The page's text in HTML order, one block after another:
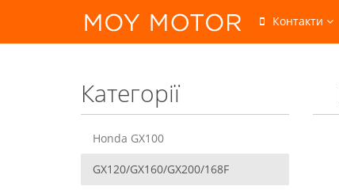
Контакти
Категорії
Honda GX100
GX120/GX160/GX200/168F